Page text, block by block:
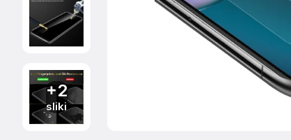
+2
sliki